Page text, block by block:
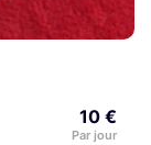
10 €
Par jour